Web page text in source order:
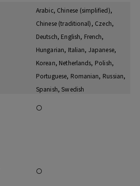
Arabic, Chinese (simplified),
Chinese (traditional), Czech,
Deutsch, English, French,
Hungarian, Italian, Japanese,
Korean, Netherlands, Polish,
Portuguese, Romanian, Russian,
Spanish, Swedish
〇
〇